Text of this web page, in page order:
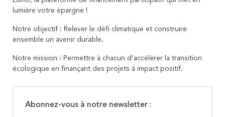
lumière votre épargne !
Notre objectif : Relever le défi climatique et construire
ensemble un avenir durable.
Notre mission : Permettre à chacun d’accélérer la transition
écologique en finançant des projets à impact positif.
Abonnez-vous à notre newsletter :